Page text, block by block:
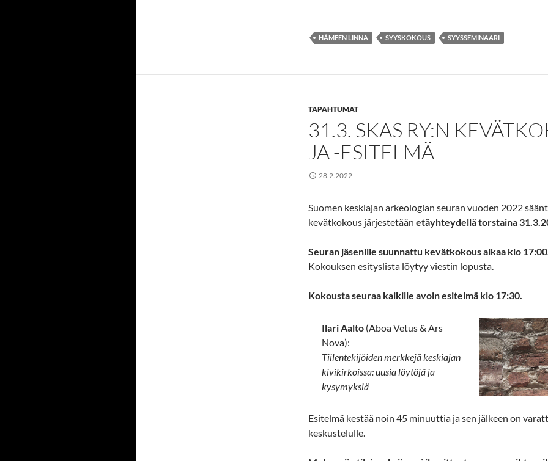
HÄMEEN LINNA SYYSKOKOUS SYYSSEMINAARI
TAPAHTUMAT
31.3. SKAS RY:N
JA -ESITELMÄ
28.2.2022
Suomen keskiajan arkeologian seuran vuoden 2022
kevätkokous järjestetään etäyhteydellä torstaina
Seuran jäsenille suunnattu kevätkokous alkaa klo
Kokouksen esityslista löytyy viestin lopusta.
Kokousta seuraa kaikille avoin esitelmä klo 17:30.
Ilari Aalto (Aboa Vetus & Ars
Nova):
Tiilentekijöiden merkkejä keskiajan
kivikirkoissa: uusia löytöjä ja
kysymyksiä
Esitelmä kestää noin 45 minuuttia ja sen jälkeen on
keskustelulle.